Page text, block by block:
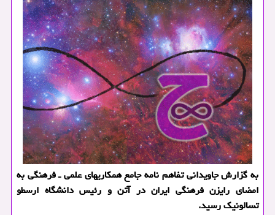
به گزارش جاویدانی تفاهم نامه جامع همكاریهای علمی ـ فرهنگی به
امضای رایزن فرهنگی ایران در آتن و رئیس دانشگاه ارسطو
تسالونیك رسید.